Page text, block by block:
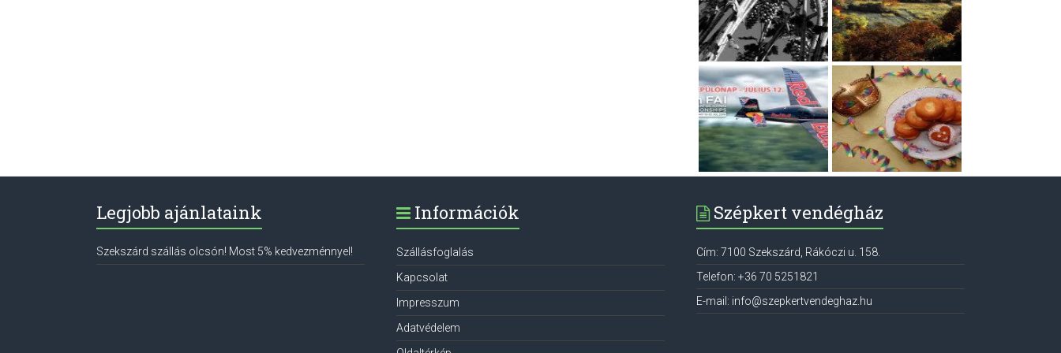
Legjobb ajánlataink
Szekszárd szállás olcsón! Most 5% kedvezménnyel!
Információk
Szállásfoglalás
Kapcsolat
Impresszum
Adatvédelem
Szépkert vendégház
Cím: 7100 Szekszárd Rákóczi u. 158.
Telefon:+36 70 5251821
E-mail: info@szepkertvendeghaz.hu